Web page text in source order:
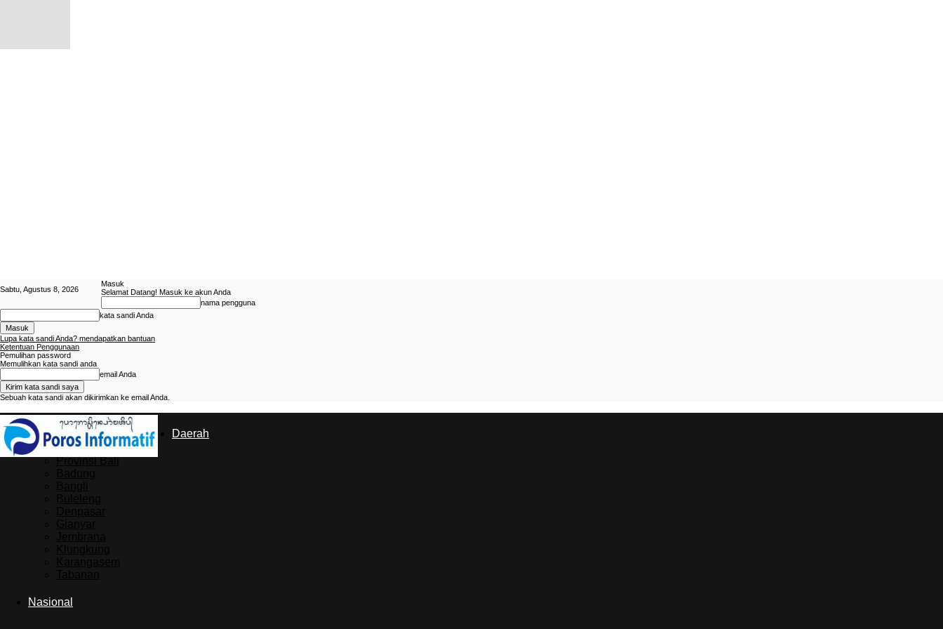
Sabtu, Agustus 8, 2026
Masuk
Selamat Datang! Masuk ke akun Anda
nama pengguna
kata sandi Anda
Lupa kata sandi Anda? mendapatkan bantuan
Ketentuan Penggunaan
Pemulihan password
Memulihkan kata sandi anda
email Anda
Sebuah kata sandi akan dikirimkan ke email Anda.
Poros
Daerah
Provinsi Bali
Nasional